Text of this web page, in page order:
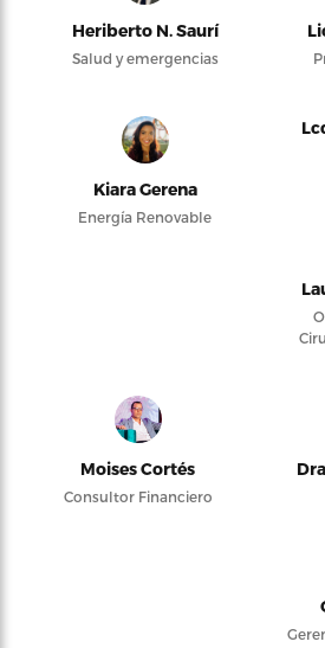
Heriberto N. Saurí
Salud y emergencias
Kiara Gerena
Energía Renovable
Moises Cortés
Consultor Financiero